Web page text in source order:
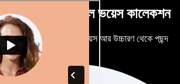
উচ্চারণে বিশাল ভয়েস কালেকশন
শোনাতে দিন। শত শত AI ভয়েস আর উচ্চারণ থেকে পছন্দ